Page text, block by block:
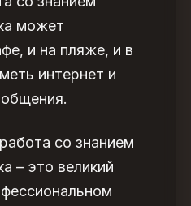
может
и на пляже, и в
интернет и
со знанием
– это великий